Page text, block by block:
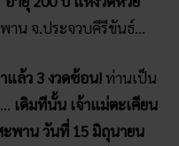
าน จ.ประจวบคีรีขันธ์…
แล้ว 3 งวดซ้อน! ท่านเป็น
เดิมทีนั้น เจ้าแม่ตะเคียน
พาน วันที่ 15 มิถุนายน